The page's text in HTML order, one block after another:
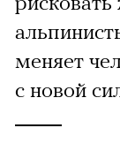
меняет
с новой